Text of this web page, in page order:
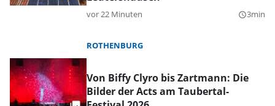
vor 22 Minuten query_builder3min
ROTHENBURG
Von Biffy Clyro bis Zartmann: Die
Bilder der Acts am Taubertal-